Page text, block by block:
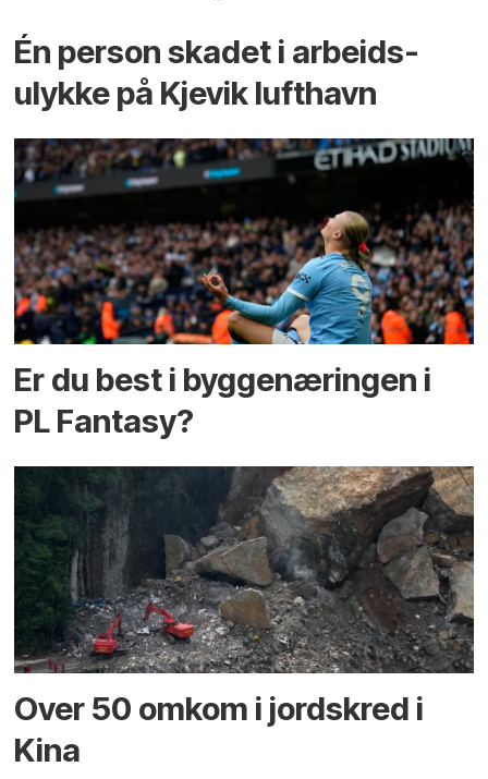
Én person skadet i arbeids­
ulykke på Kjevik lufthavn
Er du best i bygge­næringen i
PL Fantasy?
Over 50 omkom i jord­skred i
Kina